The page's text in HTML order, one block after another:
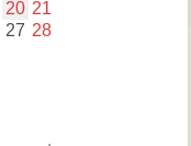
20 21
27 28